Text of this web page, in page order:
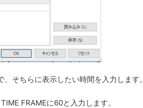
そちらに表示したい時間を入力します。
FRAMEに60と入力します。